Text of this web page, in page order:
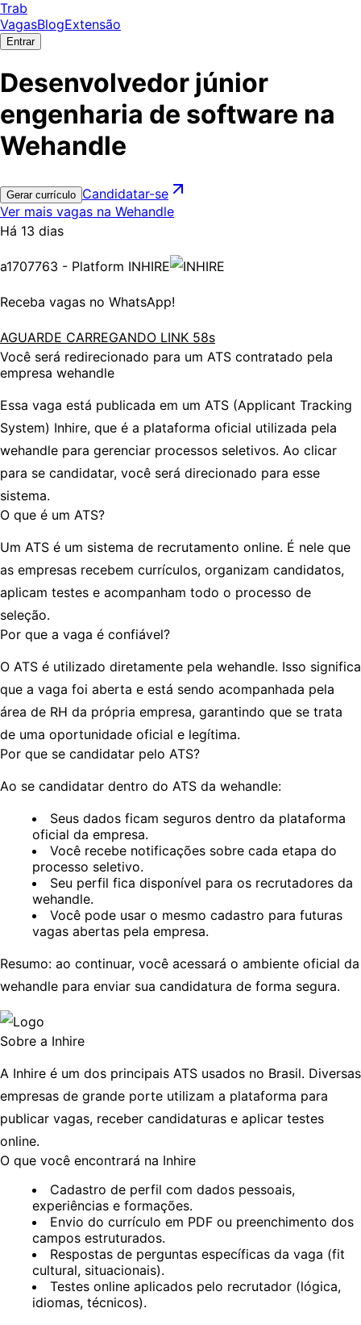
Trab
VagasBlogExtensão
Entrar
Desenvolvedor júnior
engenharia de software na
Wehandle
Gerar currículo Candidatar-se
Ver mais vagas na Wehandle
Há 13 dias
a1707763 - Platform INHIRE
Receba vagas no WhatsApp!
AGUARDE CARREGANDO LINK 58s
Você será redirecionado para um ATS contratado pela
empresa wehandle
Essa vaga está publicada em um ATS (Applicant Tracking
System) Inhire, que é a plataforma oficial utilizada pela
wehandle para gerenciar processos seletivos. Ao clicar
para se candidatar, você será direcionado para esse
sistema.
O que é um ATS?
Um ATS é um sistema de recrutamento online. É nele que
as empresas recebem currículos, organizam candidatos,
aplicam testes e acompanham todo o processo de
seleção.
Por que a vaga é confiável?
O ATS é utilizado diretamente pela wehandle. Isso significa
que a vaga foi aberta e está sendo acompanhada pela
área de RH da própria empresa, garantindo que se trata
de uma oportunidade oficial e legítima.
Por que se candidatar pelo ATS?
Ao se candidatar dentro do ATS da wehandle:
Seus dados ficam seguros dentro da plataforma
oficial da empresa.
Você recebe notificações sobre cada etapa do
processo seletivo.
Seu perfil fica disponível para os recrutadores da
wehandle.
Você pode usar o mesmo cadastro para futuras
vagas abertas pela empresa.
Resumo: ao continuar, você acessará o ambiente oficial da
wehandle para enviar sua candidatura de forma segura.
Sobre a Inhire
A Inhire é um dos principais ATS usados no Brasil. Diversas
empresas de grande porte utilizam a plataforma para
publicar vagas, receber candidaturas e aplicar testes
online.
O que você encontrará na Inhire
Cadastro de perfil com dados pessoais,
experiências e formações.
Envio do currículo em PDF ou preenchimento dos
campos estruturados.
Respostas de perguntas específicas da vaga (fit
cultural, situacionais).
Testes online aplicados pelo recrutador (lógica,
idiomas, técnicos).